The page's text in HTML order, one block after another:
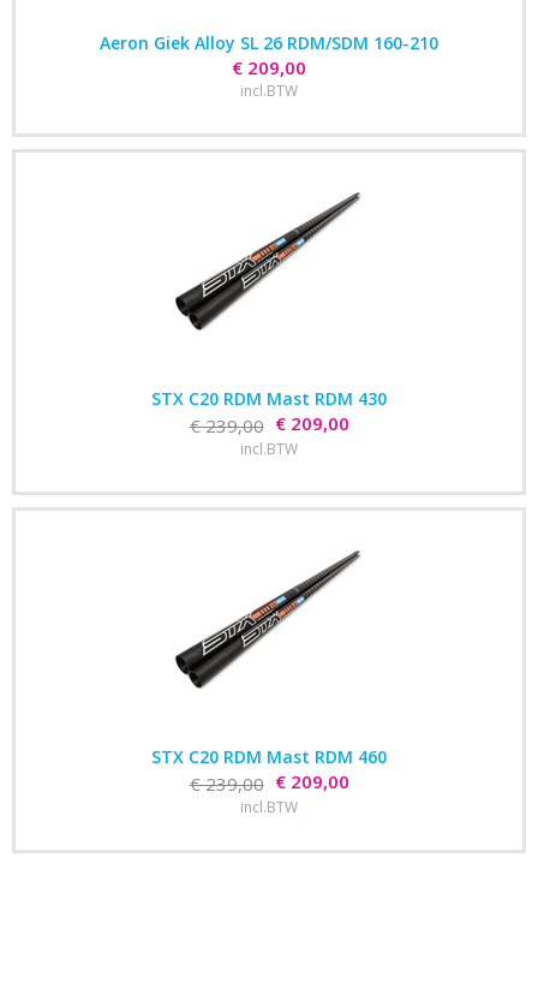
Aeron Giek Alloy SL 26 RDM/SDM 160-210
€ 209,00
incl.BTW
STX C20 RDM Mast RDM 430
€ 239,00 € 209,00
incl.BTW
STX C20 RDM Mast RDM 460
€ 239,00 € 209,00
incl.BTW